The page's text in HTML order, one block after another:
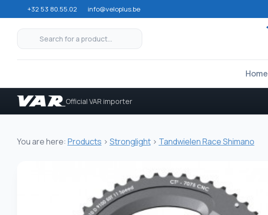
+32 53 80.55.02 info@veloplus.be
Home
Official VAR importer
You are here: Products > Stronglight> Tandwielen Race Shimano